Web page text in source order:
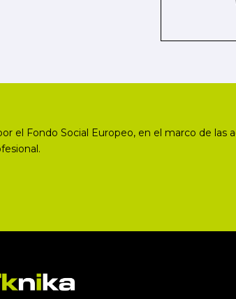
el Fondo Social Europeo, en el marco de las